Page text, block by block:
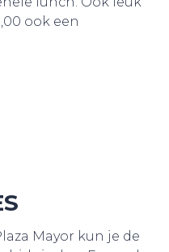
ook een
Mayor kun je de